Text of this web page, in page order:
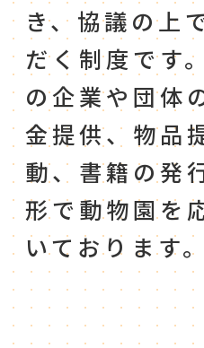
き、協議の上
だく制度です
の企業や団体
金提供、物品
動、書籍の発
形で動物園を
いております。